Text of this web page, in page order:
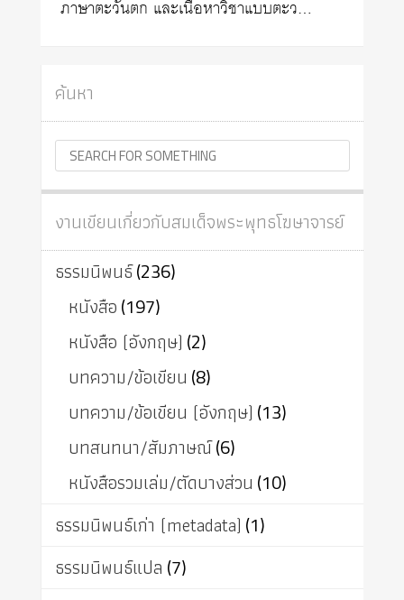
ภาษาตะวันตก และเนื้อหาวิชาแบบตะว…
ค้นหา
งานเขียนเกี่ยวกับสมเด็จพระพุทธโฆษาจารย์
ธรรมนิพนธ์(236)
หนังสือ(197)
หนังสือ (อังกฤษ) (2)
บทความ/ข้อเขียน (8)
บทความ/ข้อเขียน (อังกฤษ) (13)
บทสนทนา/สัมภาษณ์(6)
หนังสือรวมเล่ม/ตัดบางส่วน (10)
ธรรมนิพนธ์เก่า (metadata) (1)
ธรรมนิพนธ์แปล (7)